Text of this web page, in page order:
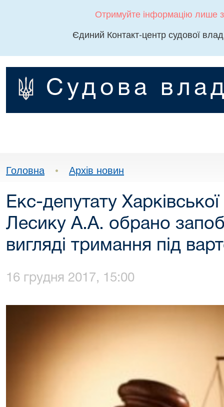
Отримуйте інформацію лише
Єдиний Контакт-центр судової
Судова
Головна • Архів новин
Екс-депутату
Лесику А.А. обрано
вигляді тримання під
16 грудня 2017, 15:00